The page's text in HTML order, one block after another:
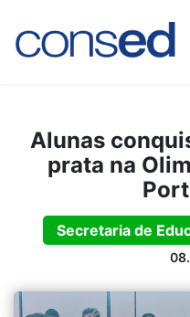
Alunas
prata na
Secretaria de